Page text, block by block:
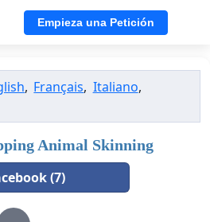
Empieza una Petición
, Français, Italiano,
Animal Skinning
(7)